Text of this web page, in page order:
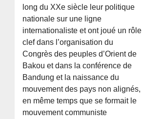
long du XXe siècle leur politique
nationale sur une ligne
internationaliste et ont joué un rôle
clef dans l’organisation du
Congrès des peuples d’Orient de
Bakou et dans la conférence de
Bandung et la naissance du
mouvement des pays non alignés,
en même temps que se formait le
mouvement communiste